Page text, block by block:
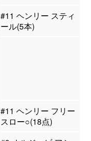
#11 ヘンリー スティ
ール(5本)
#11 ヘンリー フリー
スロー○(18点)